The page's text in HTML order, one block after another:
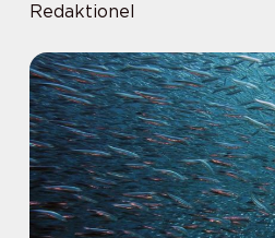
Redaktionel